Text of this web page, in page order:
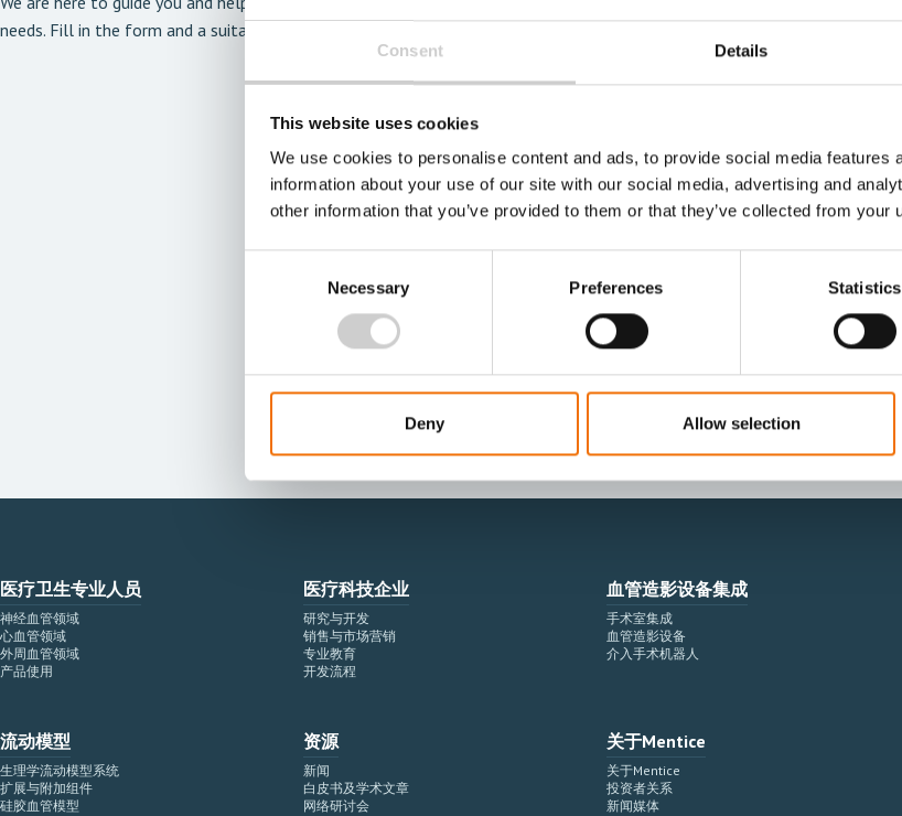
Consent Details
This website uses cookies
We use cookies to personalise content and ads, to provide social media features
information about your use of our site with our social media, advertising and
other information that you’ve provided to them or that they’ve collected from your
Necessary Preferences Statistics
Deny Allow selection
needs. Fill in the form and a suitable expert will get back to you as soon as possible.
I agree to allow Mentice to
医疗卫生专业人员
神经血管领域
心血管领域
外周血管领域
产品使用
医疗科技企业
研究与开发
销售与市场营销
专业教育
开发流程
血管造影设备集成
手术室集成
血管造影设备
介入手术机器人
流动模型
生理学流动模型系统
扩展与附加组件
硅胶血管模型
资源
新闻
白皮书及学术文章
网络研讨会
关于Mentice
关于Mentice
投资者关系
新闻媒体